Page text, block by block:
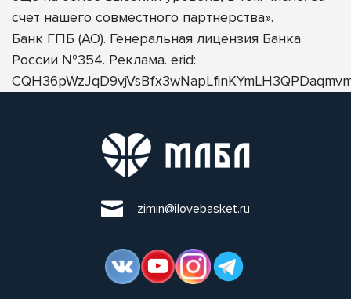
счет нашего совместного партнёрства».
Банк ГПБ (АО). Генеральная лицензия Банка
России №354. Реклама. erid:
zimin@ilovebasket.ru